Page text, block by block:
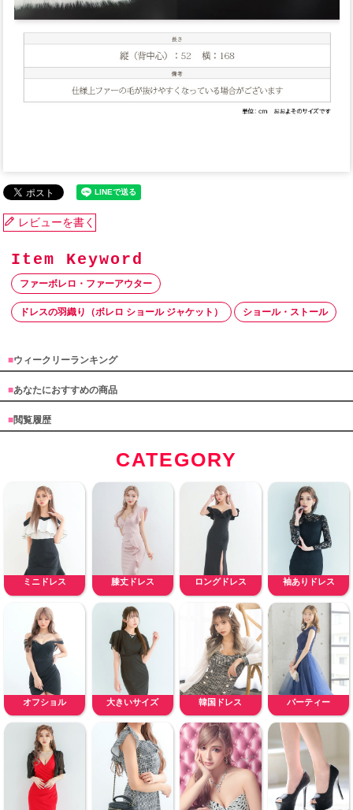
レビューを書く
ファーボレロ・ファーアウター
ドレスの羽織り（ボレロ ショール ジャケット） ショール・ストール
■ウィークリーランキング
■あなたにおすすめの商品
■閲覧履歴
CATEGORY
ミニドレス 膝丈ドレス ロングドレス 袖ありドレス
オフショル 大きいサイズ 韓国ドレス パーティー